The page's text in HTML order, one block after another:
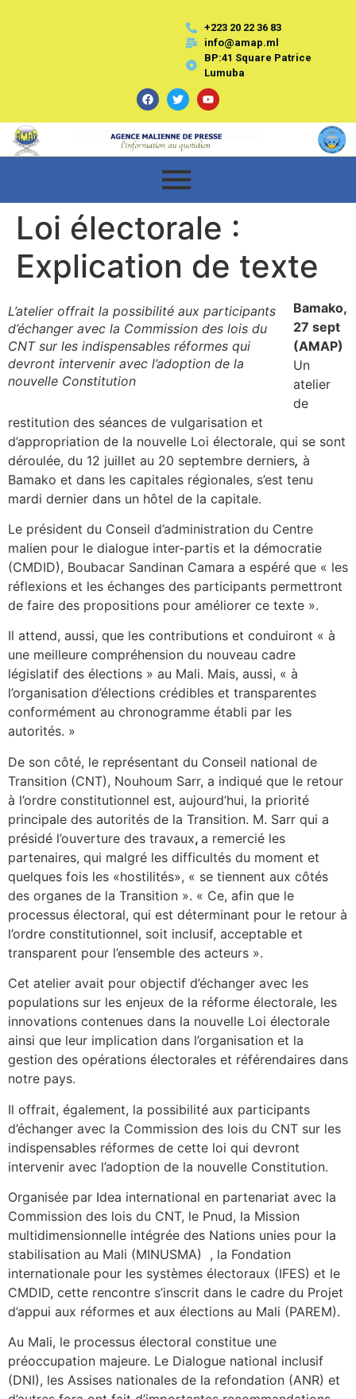
+223 20 22 36 83
info@amap.ml
BP:41 Square Patrice
Lumuba
Loi électorale :
Explication de texte
L’atelier offrait la possibilité aux participants
d’échanger avec la Commission des lois du
CNT sur les indispensables réformes qui
devront intervenir avec l’adoption de la
nouvelle Constitution
Bamako,
27 sept
(AMAP)
Un
atelier
de
restitution des séances de vulgarisation et
d’appropriation de la nouvelle Loi électorale, qui se sont
déroulée, du 12 juillet au 20 septembre derniers, à
Bamako et dans les capitales régionales, s’est tenu
mardi dernier dans un hôtel de la capitale.
Le président du Conseil d’administration du Centre
malien pour le dialogue inter-partis et la démocratie
(CMDID), Boubacar Sandinan Camara a espéré que « les
réflexions et les échanges des participants permettront
de faire des propositions pour améliorer ce texte ».
Il attend, aussi, que les contributions et conduiront « à
une meilleure compréhension du nouveau cadre
législatif des élections » au Mali. Mais, aussi, « à
l’organisation d’élections crédibles et transparentes
conformément au chronogramme établi par les
autorités. »
De son côté, le représentant du Conseil national de
Transition (CNT), Nouhoum Sarr, a indiqué que le retour
à l’ordre constitutionnel est, aujourd’hui, la priorité
principale des autorités de la Transition. M. Sarr qui a
présidé l’ouverture des travaux, a remercié les
partenaires, qui malgré les difficultés du moment et
quelques fois les «hostilités», « se tiennent aux côtés
des organes de la Transition ». « Ce, afin que le
processus électoral, qui est déterminant pour le retour à
l’ordre constitutionnel, soit inclusif, acceptable et
transparent pour l’ensemble des acteurs ».
Cet atelier avait pour objectif d’échanger avec les
populations sur les enjeux de la réforme électorale, les
innovations contenues dans la nouvelle Loi électorale
ainsi que leur implication dans l’organisation et la
gestion des opérations électorales et référendaires dans
notre pays.
Il offrait, également, la possibilité aux participants
d’échanger avec la Commission des lois du CNT sur les
indispensables réformes de cette loi qui devront
intervenir avec l’adoption de la nouvelle Constitution.
Organisée par Idea international en partenariat avec la
Commission des lois du CNT, le Pnud, la Mission
multidimensionnelle intégrée des Nations unies pour la
stabilisation au Mali (MINUSMA) , la Fondation
internationale pour les systèmes électoraux (IFES) et le
CMDID, cette rencontre s’inscrit dans le cadre du Projet
d’appui aux réformes et aux élections au Mali (PAREM).
Au Mali, le processus électoral constitue une
préoccupation majeure. Le Dialogue national inclusif
(DNI), les Assises nationales de la refondation (ANR) et